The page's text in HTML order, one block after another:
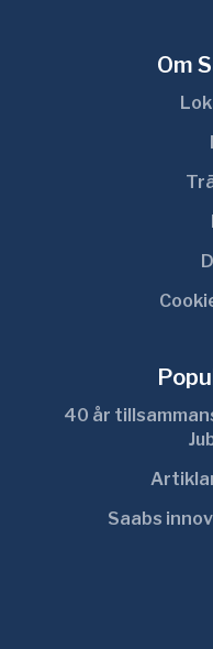
Om
40 år
Saabs